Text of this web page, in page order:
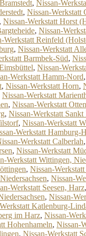
, Nissan-
, Nissan-Werkstatt
, Nissan-Werkstatt Horst
, Nissan-
Werkstatt Reinfeld
, Nissan-Werkstatt
Barmbek-Süd,
, Nissan-
Werkstatt Hamm-Nord,
, Nissan-Werkstatt Horn,
Nissan-Werkstatt
, Nissan-Werkstatt
, Nissan-Werkstatt Sankt
, Nissan-Werkstatt
Werkstatt Hamburg-
Werkstatt Calberlah,
, Nissan-Werkstatt
Werkstatt Wittingen,
, Nissan-
, Nissan-
Werkstatt Seesen, Harz,
, Nissan-
Katlenburg-
im Harz, Nissan-
Hohenhameln, Nissan-
, Nissan-Werkstatt